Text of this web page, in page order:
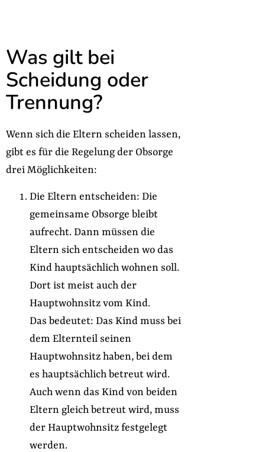
Was gilt bei
Scheidung oder
Trennung?
Wenn sich die Eltern scheiden lassen,
gibt es für die Regelung der Obsorge
drei Möglichkeiten:
Die Eltern entscheiden: Die
gemeinsame Obsorge bleibt
aufrecht. Dann müssen die
Eltern sich entscheiden wo das
Kind hauptsächlich wohnen soll.
Dort ist meist auch der
Hauptwohnsitz vom Kind.
Das bedeutet: Das Kind muss bei
dem Elternteil seinen
Hauptwohnsitz haben, bei dem
es hauptsächlich betreut wird.
Auch wenn das Kind von beiden
Eltern gleich betreut wird, muss
der Hauptwohnsitz festgelegt
werden.